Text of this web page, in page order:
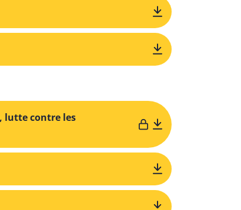
lutte contre les